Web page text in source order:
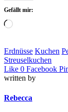
Gefällt mir:
Loading…
Erdnüsse Kuchen
Streuselkuchen
Like 0 Facebook
written by
Rebecca